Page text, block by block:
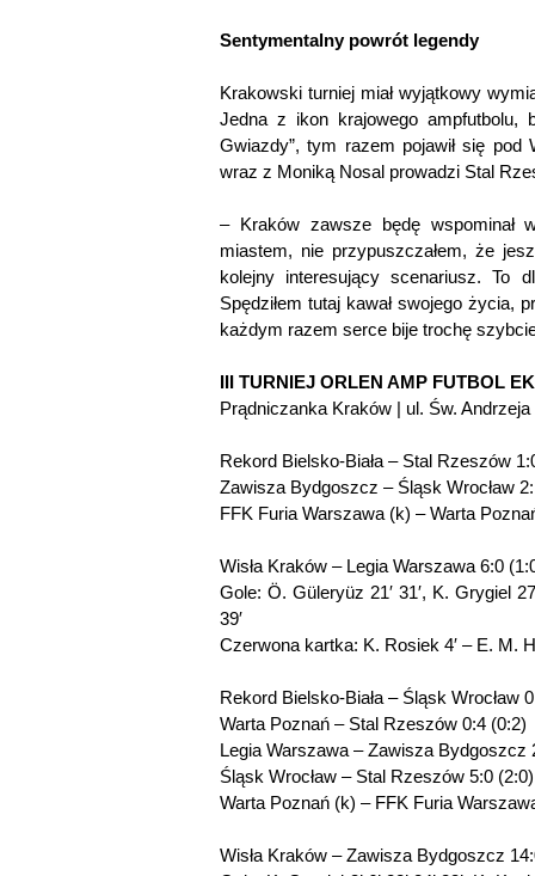
Sentymentalny powrót legendy
Krakowski turniej miał wyjątkowy
Jedna z ikon krajowego ampfutbolu,
Gwiazdy”, tym razem pojawił się pod
wraz z Moniką Nosal prowadzi Stal
– Kraków zawsze będę wspominał
miastem, nie przypuszczałem, że
kolejny interesujący scenariusz. To
Spędziłem tutaj kawał swojego życia,
każdym razem serce bije trochę
III TURNIEJ ORLEN AMP FUTBOL
Prądniczanka Kraków | ul. Św.
Rekord Bielsko-Biała – Stal Rzeszów
Zawisza Bydgoszcz – Śląsk Wrocław
FFK Furia Warszawa (k) – Warta
Wisła Kraków – Legia Warszawa 6:0
Gole: Ö. Güleryüz 21′ 31′, K. Grygiel
39′
Czerwona kartka: K. Rosiek 4′ – E. M.
Rekord Bielsko-Biała – Śląsk Wrocław
Warta Poznań – Stal Rzeszów 0:4 (0:2)
Legia Warszawa – Zawisza Bydgoszcz
Śląsk Wrocław – Stal Rzeszów 5:0 (2:0)
Warta Poznań (k) – FFK Furia
Wisła Kraków – Zawisza Bydgoszcz